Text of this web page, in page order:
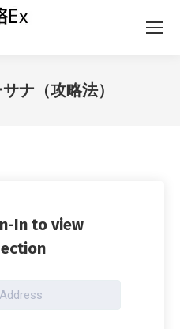
ナ（攻略法）
In to view